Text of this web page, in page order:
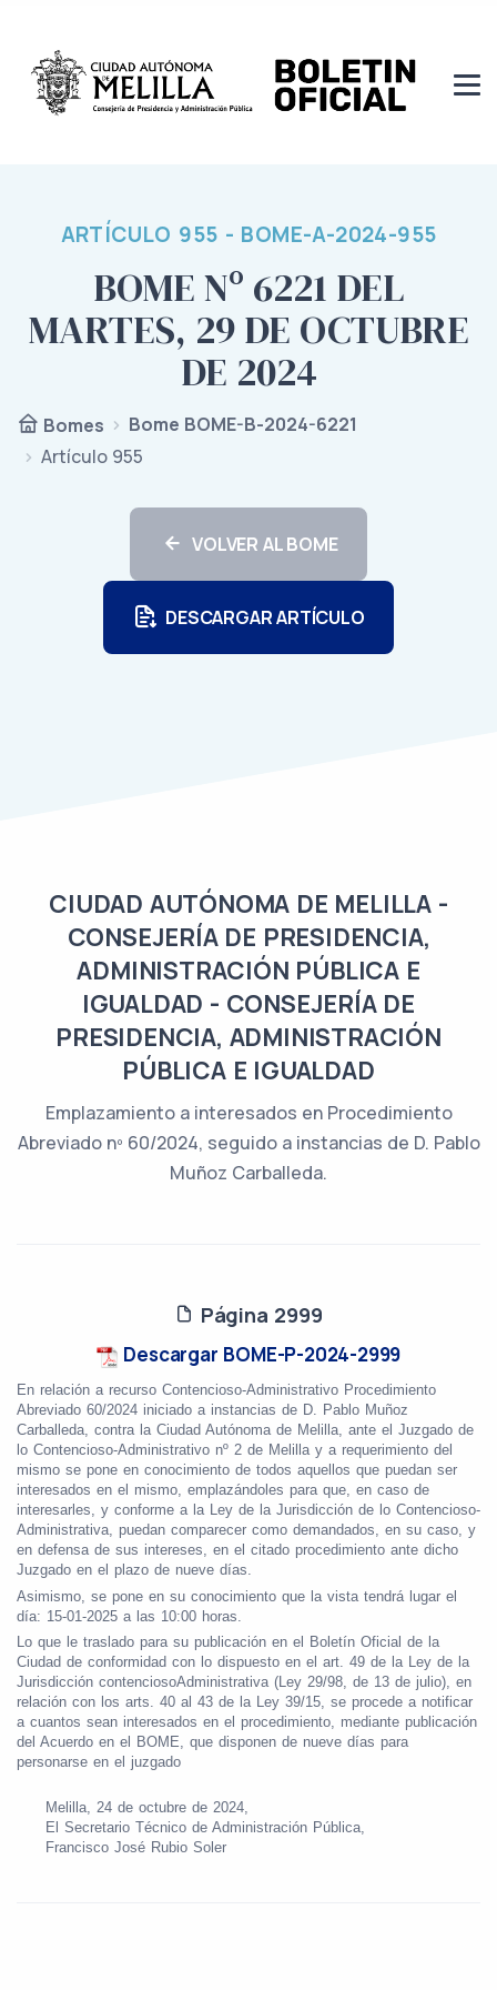
ARTÍCULO 955 - BOME-A-2024-955
BOME Nº 6221 DEL
MARTES, 29 DE OCTUBRE
DE 2024
Bomes
Bome BOME-B-2024-6221
Artículo 955
VOLVER AL BOME
DESCARGAR ARTÍCULO
CIUDAD AUTÓNOMA DE MELILLA -
CONSEJERÍA DE PRESIDENCIA,
ADMINISTRACIÓN PÚBLICA E
IGUALDAD - CONSEJERÍA DE
PRESIDENCIA, ADMINISTRACIÓN
PÚBLICA E IGUALDAD
Emplazamiento a interesados en Procedimiento
Abreviado nº 60/2024, seguido a instancias de D. Pablo
Muñoz Carballeda.
Página 2999
Descargar BOME-P-2024-2999
En relación a recurso Contencioso-Administrativo Procedimiento
Abreviado 60/2024 iniciado a instancias de D. Pablo Muñoz
Carballeda, contra la Ciudad Autónoma de Melilla, ante el Juzgado de
lo Contencioso-Administrativo nº 2 de Melilla y a requerimiento del
mismo se pone en conocimiento de todos aquellos que puedan ser
interesados en el mismo, emplazándoles para que, en caso de
interesarles, y conforme a la Ley de la Jurisdicción de lo Contencioso-
Administrativa, puedan comparecer como demandados, en su caso, y
en defensa de sus intereses, en el citado procedimiento ante dicho
Juzgado en el plazo de nueve días.
Asimismo, se pone en su conocimiento que la vista tendrá lugar el
día: 15-01-2025 a las 10:00 horas.
Lo que le traslado para su publicación en el Boletín Oficial de la
Ciudad de conformidad con lo dispuesto en el art. 49 de la Ley de la
Jurisdicción contenciosoAdministrativa (Ley 29/98, de 13 de julio), en
relación con los arts. 40 al 43 de la Ley 39/15, se procede a notificar
a cuantos sean interesados en el procedimiento, mediante publicación
del Acuerdo en el BOME, que disponen de nueve días para
personarse en el juzgado
Melilla, 24 de octubre de 2024,
El Secretario Técnico de Administración Pública,
Francisco José Rubio Soler